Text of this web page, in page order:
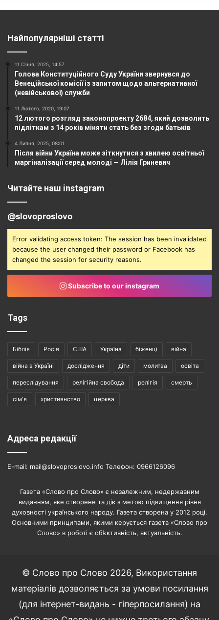
Найпопулярніші статті
11 Січня, 2025, 14:57
Голова Конституційного Суду України звернувся до
Венеційської комісії із запитом щодо альтернативної
(невійськової) служби
11 Лютого, 2020, 19:07
12 лютого розгляд законопроекту 2684, який дозволить
підліткам з 14 років міняти стать без згоди батьків
4 Липня, 2025, 08:01
Після війни Україна може зіткнутися з хвилею освітньої
маргіналізації серед молоді — Лілія Гриневич
Читайте наш instagram
@slovoproslovo
Error validating access token: The session has been invalidated
because the user changed their password or Facebook has
changed the session for security reasons.
Subscribe to our instagram
Tags
Біблія Росія США Україна біженці війна
війна в Україні дослідження діти молитва освіта
переслідування релігійна свобода релігія смерть
сім'я християнство церква
Адреса редакції
E-mail: mail@slovoproslovo.info Телефон: 0966126096
Газета «Слово про Слово» є незалежним, недержавним
виданням, яке створене та діє з метою підвищення рівня
духовності українського народу. Газета створена у 2012 році.
Основними принципами, якими керується газета «Слово про
Слово» в роботі є об’єктивність, актуальність.
© Слово про Слово 2026, Використання
матеріалів дозволяється за умови посилання
(для інтернет-видань - гіперпосилання) на